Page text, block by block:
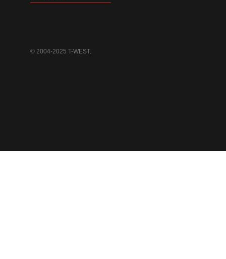
© 2004-2025 T-WEST.